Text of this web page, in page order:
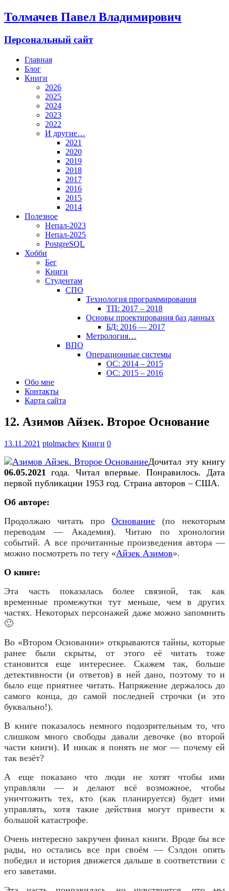
Толмачев Павел Владимирович
Персональный сайт
Главная
Блог
Книги
2026
2025
2024
2023
2022
И другие…
2021
2020
2019
2018
2017
2016
2015
2014
Полезное
Непал-2023
Непал-2025
PostgreSQL
Хобби
Бег
Книги
Студентам
СПО
Технология программирования
ТП: 2017 – 2018
Основы проектирования баз данных
БД: 2016 — 2017
Метрология…
ВПО
Операционные системы
ОС: 2014 – 2015
ОС: 2015 – 2016
Обо мне
Контакты
Карта сайта
12. Азимов Айзек. Второе Основание
13.11.2021 ptolmachev Книги 0
Дочитал эту книгу
06.05.2021 года. Читал впервые. Понравилось. Дата
первой публикации 1953 год. Страна авторов – США.
Об авторе:
Продолжаю читать проОснование (по некоторым
переводам — Академия). Читаю по хронологии
событий. А все прочитанные произведения автора —
можно посмотреть по тегу «Айзек Азимов».
О книге:
Эта часть показалась более связной, так как
временные промежутки тут меньше, чем в других
частях. Некоторых персонажей даже можно запомнить
🙂
Во «Втором Основании» открываются тайны, которые
ранее были скрыты, от этого её читать тоже
становится еще интереснее. Скажем так, больше
детективности (и ответов) в ней дано, поэтому то и
было еще приятнее читать. Напряжение держалось до
самого конца, до самой последней строчки (и это
буквально!).
В книге показалось немного подозрительным то, что
слишком много свободы давали девочке (во второй
части книги). И никак я понять не мог — почему ей
так везёт?
А еще показано что люди не хотят чтобы ими
управляли — и делают всё возможное, чтобы
уничтожить тех, кто (как планируется) будет ими
управлять, хотя такие действия могут привести к
большой катастрофе.
Очень интересно закручен финал книги. Вроде бы все
рады, но остались все при своём — Сэлдон опять
победил и история движется дальше в соответствии с
его заветами.